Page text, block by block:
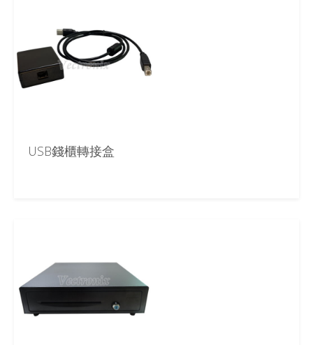
USB錢櫃轉接盒